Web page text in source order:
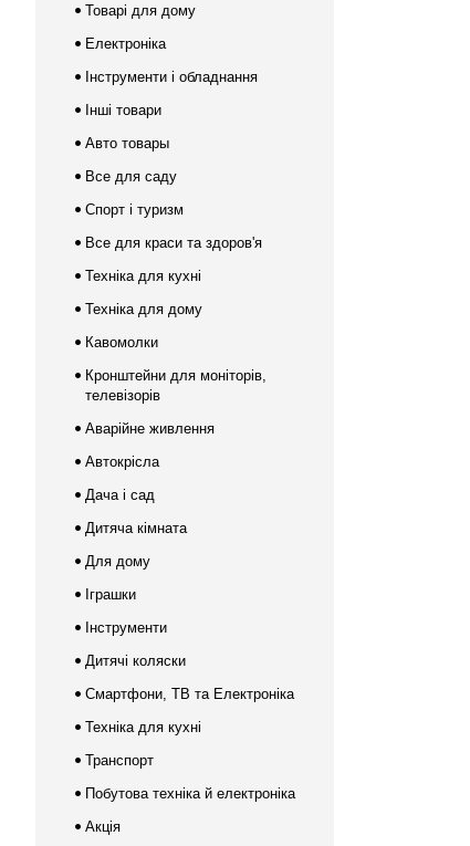
Товарі для дому
Електроніка
Інструменти і обладнання
Інші товари
Авто товары
Все для саду
Спорт і туризм
Все для краси та здоров'я
Техніка для кухні
Техніка для дому
Кавомолки
Кронштейни для моніторів,
телевізорів
Аварійне живлення
Автокрісла
Дача і сад
Дитяча кімната
Для дому
Іграшки
Інструменти
Дитячі коляски
Смартфони, ТВ та Електроніка
Техніка для кухні
Транспорт
Побутова техніка й електроніка
Акція